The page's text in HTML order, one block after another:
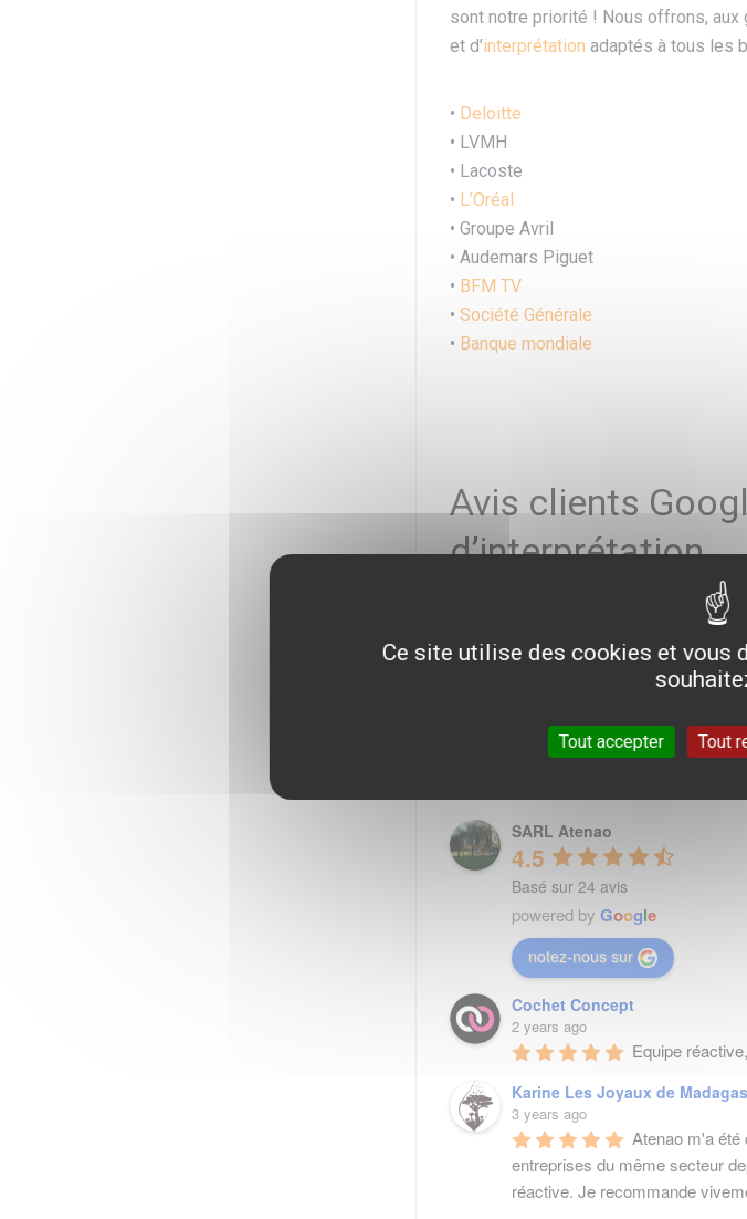
sont notre priorité ! Nous offrons,
et d’interprétation adaptés à tous les
• Deloitte
• LVMH
• Lacoste
• L’Oréal
• Groupe Avril
• Audemars Piguet
• BFM TV
• Société Générale
• Banque mondiale
Avis clients
d’interprétation
Depuis sa création, Atenao
de traduction et d’interprétation.
faveur de la qualité, de la réactivité
interprétation, leur retours
linguistiques.
SARL Atenao
4.5
Basé sur 24 avis
powered by Google
notez-nous sur
Cochet Concept
2 years ago
Equipe
Karine Les Joyaux de
3 years ago
Atenao m'a été
entreprises du même secteur
réactive. Je recommande
Ce site utilise des cookies et vous
Tout accepter Tout